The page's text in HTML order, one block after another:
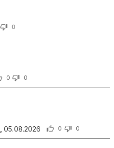
0
0 0
,05.08.2026 0 0